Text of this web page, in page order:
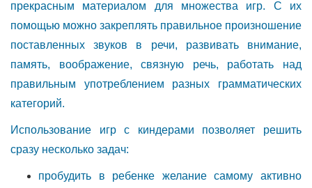
прекрасным материалом для множества игр. С их
помощью можно закреплять правильное произношение
поставленных звуков в речи, развивать внимание,
память, воображение, связную речь, работать над
правильным употреблением разных грамматических
категорий.
Использование игр с киндерами позволяет решить
сразу несколько задач:
пробудить в ребенке желание самому активно